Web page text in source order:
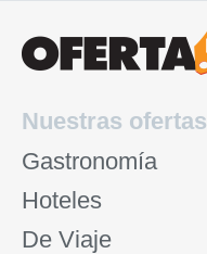
Nuestras ofertas
Gastronomía
Hoteles
De Viaje